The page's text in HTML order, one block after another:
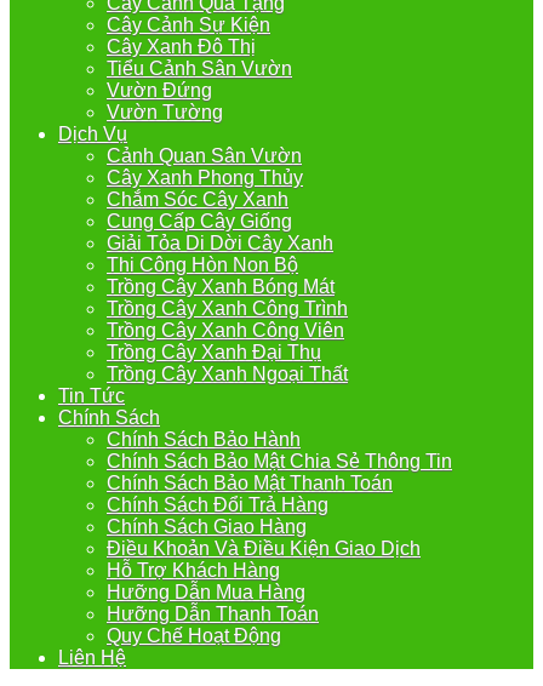
Cây Cảnh Sự Kiện
Cây Xanh Đô Thị
Tiểu Cảnh Sân Vườn
Vườn Đứng
Vườn Tường
Dịch Vụ
Cảnh Quan Sân Vườn
Cây Xanh Phong Thủy
Chắm Sóc Cây Xanh
Cung Cấp Cây Giống
Giải Tỏa Di Dời Cây Xanh
Thi Công Hòn Non Bộ
Trồng Cây Xanh Bóng Mát
Trồng Cây Xanh Công Trình
Trồng Cây Xanh Công Viên
Trồng Cây Xanh Đại Thụ
Trồng Cây Xanh Ngoại Thất
Tin Tức
Chính Sách
Chính Sách Bảo Hành
Chính Sách Bảo Mật Chia Sẻ Thông Tin
Chính Sách Bảo Mật Thanh Toán
Chính Sách Đổi Trả Hàng
Chính Sách Giao Hàng
Điều Khoản Và Điều Kiện Giao Dịch
Hỗ Trợ Khách Hàng
Hưỡng Dẫn Mua Hàng
Hưỡng Dẫn Thanh Toán
Quy Chế Hoạt Động
Liên Hệ